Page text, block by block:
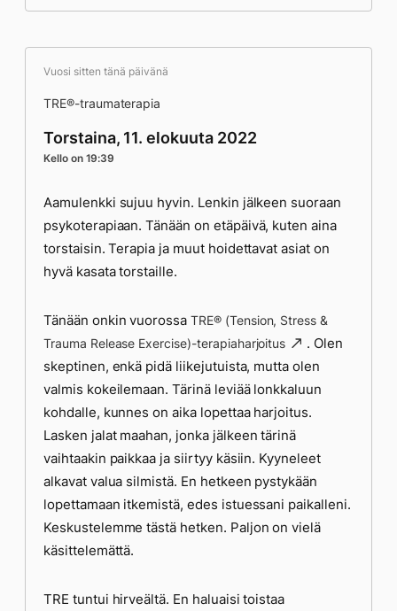
Vuosi sitten tänä päivänä
TRE®-traumaterapia
Torstaina, 11. elokuuta 2022
Kello on 19:39
Aamulenkki sujuu hyvin. Lenkin jälkeen suoraan
psykoterapiaan. Tänään on etäpäivä, kuten aina
torstaisin. Terapia ja muut hoidettavat asiat on
hyvä kasata torstaille.
Tänään onkin vuorossaTRE® (Tension, Stress &
Trauma Release Exercise)-terapiaharjoitus
. Olen
skeptinen, enkä pidä liikejutuista, mutta olen
valmis kokeilemaan. Tärinä leviää lonkkaluun
kohdalle, kunnes on aika lopettaa harjoitus.
Lasken jalat maahan, jonka jälkeen tärinä
vaihtaakin paikkaa ja siirtyy käsiin. Kyyneleet
alkavat valua silmistä. En hetkeen pystykään
lopettamaan itkemistä, edes istuessani paikalleni.
Keskustelemme tästä hetken. Paljon on vielä
käsittelemättä.
TRE tuntui hirveältä. En haluaisi toistaa